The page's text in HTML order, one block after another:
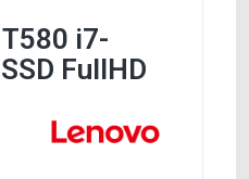
i7-
FullHD